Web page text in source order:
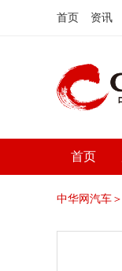
首页 资讯
首页
中华网汽车＞